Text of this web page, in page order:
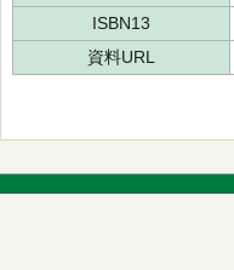
ISBN13
資料URL